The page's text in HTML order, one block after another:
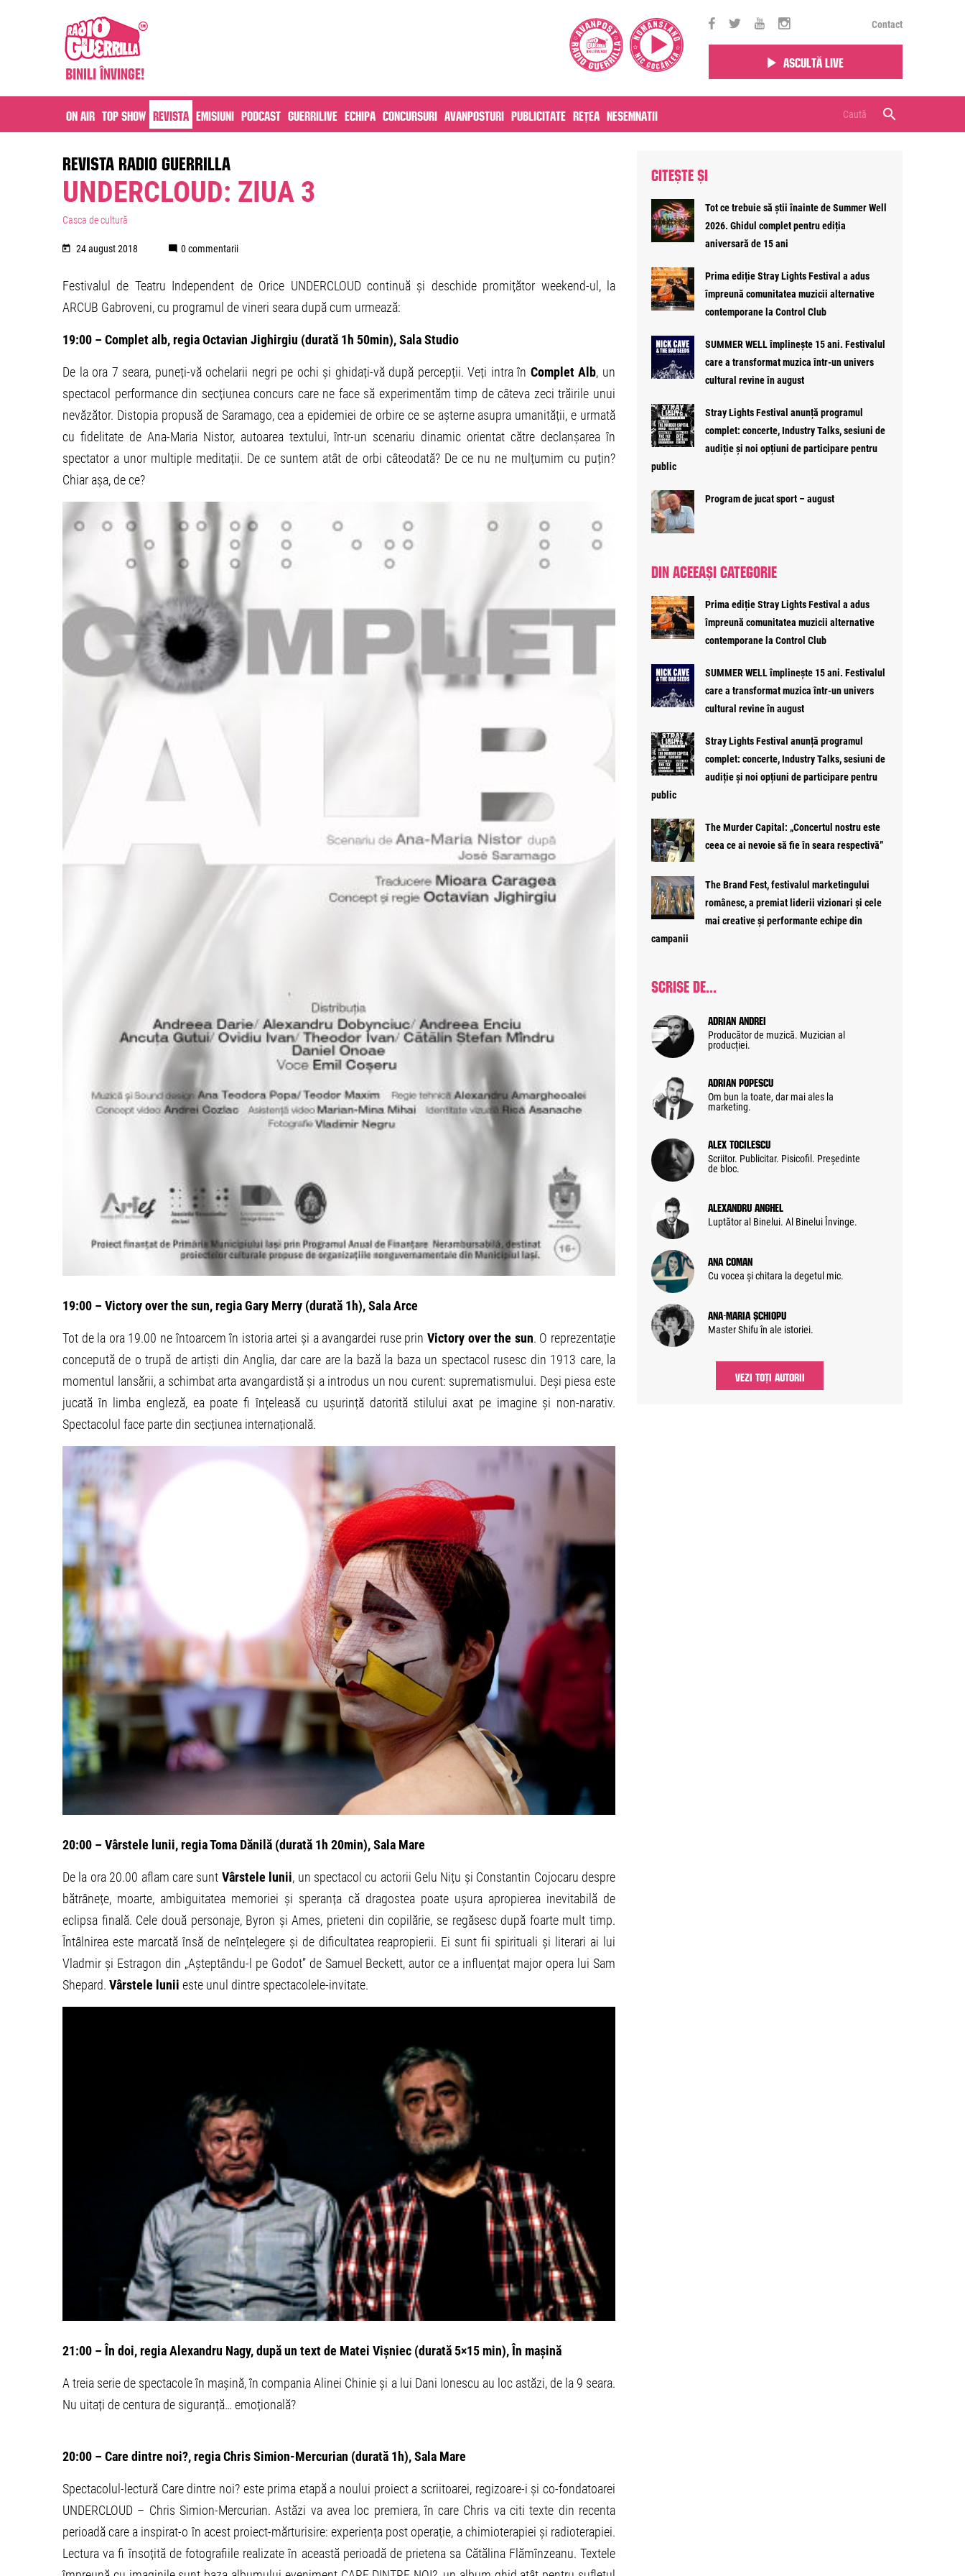
Contact
Ascultă live
On air Top Show Revista Emisiuni Podcast Guerrilive Echipa Concursuri Avanposturi Publicitate Rețea Nesemnatii
REVISTA RADIO GUERRILLA
UNDERCLOUD: ZIUA 3
Casca de cultură
24 august 2018 0 commentarii
Festivalul de Teatru Independent de Orice UNDERCLOUD continuă și deschide promițător weekend-ul, la
ARCUB Gabroveni, cu programul de vineri seara după cum urmează:
19:00 – Complet alb, regia Octavian Jighirgiu (durată 1h 50min), Sala Studio
De la ora 7 seara, puneți-vă ochelarii negri pe ochi și ghidați-vă după percepții. Veți intra în Complet Alb, un
spectacol performance din secțiunea concurs care ne face să experimentăm timp de câteva zeci trăirile unui
nevăzător. Distopia propusă de Saramago, cea a epidemiei de orbire ce se așterne asupra umanității, e urmată
cu fidelitate de Ana-Maria Nistor, autoarea textului, într-un scenariu dinamic orientat către declanșarea în
spectator a unor multiple meditații. De ce suntem atât de orbi câteodată? De ce nu ne mulțumim cu puțin?
Chiar așa, de ce?
19:00 – Victory over the sun, regia Gary Merry (durată 1h), Sala Arce
Tot de la ora 19.00 ne întoarcem în istoria artei și a avangardei ruse prin Victory over the sun. O reprezentație
concepută de o trupă de artiști din Anglia, dar care are la bază la baza un spectacol rusesc din 1913 care, la
momentul lansării, a schimbat arta avangardistă și a introdus un nou curent: suprematismului. Deși piesa este
jucată în limba engleză, ea poate fi înțeleasă cu ușurință datorită stilului axat pe imagine și non-narativ.
Spectacolul face parte din secțiunea internațională.
20:00 – Vârstele lunii, regia Toma Dănilă (durată 1h 20min), Sala Mare
De la ora 20.00 aflam care sunt Vârstele lunii, un spectacol cu actorii Gelu Nițu și Constantin Cojocaru despre
bătrânețe, moarte, ambiguitatea memoriei și speranța că dragostea poate ușura apropierea inevitabilă de
eclipsa finală. Cele două personaje, Byron și Ames, prieteni din copilărie, se regăsesc după foarte mult timp.
Întâlnirea este marcată însă de neînțelegere și de dificultatea reapropierii. Ei sunt fii spirituali și literari ai lui
Vladmir și Estragon din „Așteptându-l pe Godot” de Samuel Beckett, autor ce a influențat major opera lui Sam
Shepard. Vârstele lunii este unul dintre spectacolele-invitate.
21:00 – În doi, regia Alexandru Nagy, după un text de Matei Vișniec (durată 5×15 min), În mașină
A treia serie de spectacole în mașină, în compania Alinei Chinie și a lui Dani Ionescu au loc astăzi, de la 9 seara.
Nu uitați de centura de siguranță… emoțională?
20:00 – Care dintre noi?, regia Chris Simion-Mercurian (durată 1h), Sala Mare
Spectacolul-lectură Care dintre noi? este prima etapă a noului proiect a scriitoarei, regizoare-i și co-fondatoarei
UNDERCLOUD – Chris Simion-Mercurian. Astăzi va avea loc premiera, în care Chris va citi texte din recenta
perioadă care a inspirat-o în acest proiect-mărturisire: experiența post operație, a chimioterapiei și radioterapiei.
Lectura va fi însoțită de fotografiile realizate în această perioadă de prietena sa Cătălina Flămînzeanu. Textele
CITEȘTE ȘI
Tot ce trebuie să știi înainte de Summer Well
2026. Ghidul complet pentru ediția
aniversară de 15 ani
Prima ediție Stray Lights Festival a adus
împreună comunitatea muzicii alternative
contemporane la Control Club
SUMMER WELL împlinește 15 ani. Festivalul
care a transformat muzica într-un univers
cultural revine în august
Stray Lights Festival anunță programul
complet: concerte, Industry Talks, sesiuni de
audiție și noi opțiuni de participare pentru
public
Program de jucat sport – august
DIN ACEEAȘI CATEGORIE
Prima ediție Stray Lights Festival a adus
împreună comunitatea muzicii alternative
contemporane la Control Club
SUMMER WELL împlinește 15 ani. Festivalul
care a transformat muzica într-un univers
cultural revine în august
Stray Lights Festival anunță programul
complet: concerte, Industry Talks, sesiuni de
audiție și noi opțiuni de participare pentru
public
The Murder Capital: „Concertul nostru este
ceea ce ai nevoie să fie în seara respectivă”
The Brand Fest, festivalul marketingului
românesc, a premiat liderii vizionari și cele
mai creative și performante echipe din
campanii
SCRISE DE...
Adrian Andrei
Producător de muzică. Muzician al
producției.
Adrian Popescu
Om bun la toate, dar mai ales la
marketing.
Alex Tocilescu
Scriitor. Publicitar. Pisicofil. Președinte
de bloc.
Alexandru Anghel
Luptător al Binelui. Al Binelui Învinge.
Ana Coman
Cu vocea și chitara la degetul mic.
Ana-Maria Șchiopu
Master Shifu în ale istoriei.
VEZI TOȚI AUTORII